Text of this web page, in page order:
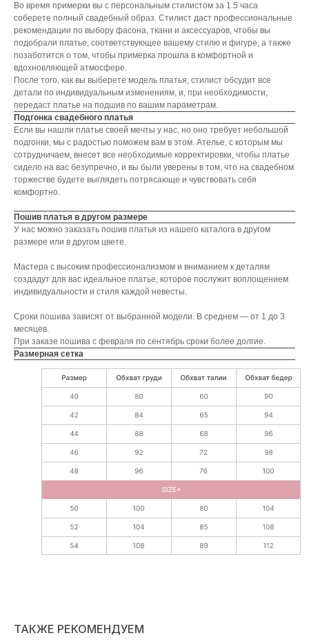
Во время примерки вы с персональным стилистом за 1.5 часа
соберете полный свадебный образ. Стилист даст профессиональные
рекомендации по выбору фасона, ткани и аксессуаров, чтобы вы
подобрали платье, соответствующее вашему стилю и фигуре, а также
позаботится о том, чтобы примерка прошла в комфортной и
вдохновляющей атмосфере.
После того, как вы выберете модель платья, стилист обсудит все
детали по индивидуальным изменениям, и, при необходимости,
передаст платье на подшив по вашим параметрам.
Подгонка свадебного платья
Если вы нашли платье своей мечты у нас, но оно требует небольшой
подгонки, мы с радостью поможем вам в этом. Ателье, с которым мы
сотрудничаем, внесет все необходимые корректировки, чтобы платье
сидело на вас безупречно, и вы были уверены в том, что на свадебном
торжестве будете выглядеть потрясающе и чувствовать себя
комфортно.
Пошив платья в другом размере
У нас можно заказать пошив платья из нашего каталога в другом
размере или в другом цвете.
Мастера с высоким профессионализмом и вниманием к деталям
создадут для вас идеальное платье, которое послужит воплощением
индивидуальности и стиля каждой невесты.
Сроки пошива зависят от выбранной модели. В среднем ― от 1 до 3
месяцев.
При заказе пошива с февраля по сентябрь сроки более долгие.
Размерная сетка
ТАКЖЕ РЕКОМЕНДУЕМ